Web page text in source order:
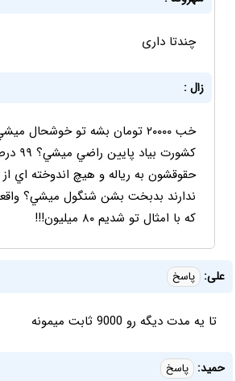
چندتا داری
زال :
خب ٢٠٠٠٠ تومان بشه تو خوشحال
كشورت
حقوقشون به رياله و هيچ اندوخته اي از
ندارند بدبخت بشن شنگول ميشي؟
كه با امثال تو شديم ٨٠ ميليون!!!
علی: پاسخ
تا یه مدت دیگه رو 9000 ثابت میمونه
حمید: پاسخ